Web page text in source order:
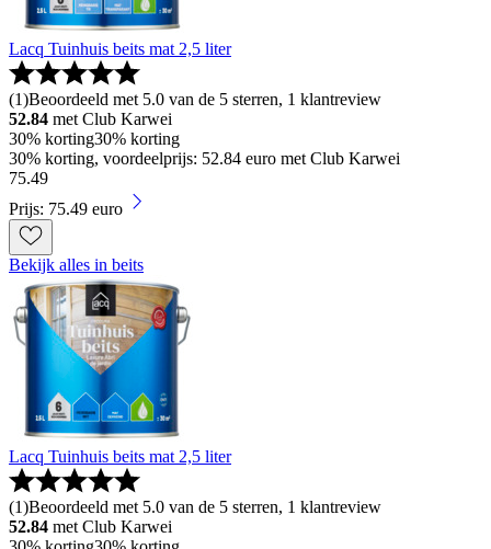
Lacq Tuinhuis beits mat 2,5 liter
(1)Beoordeeld met 5.0 van de 5 sterren, 1 klantreview
52.84 met Club Karwei
30% korting30% korting
30% korting, voordeelprijs: 52.84 euro met Club Karwei
75.49
Prijs: 75.49 euro
Bekijk alles in beits
Lacq Tuinhuis beits mat 2,5 liter
(1)Beoordeeld met 5.0 van de 5 sterren, 1 klantreview
52.84 met Club Karwei